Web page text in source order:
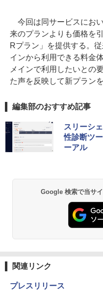
今回は同サービスにお
来のプランよりも価格を
Rプラン」を提供する。
インから利用できる料金
メインで利用したいとの
た声を反映して新プラン
編集部のおすすめ記事
スリーシ
性診断ツ
ーアル
Google 検索で当サ
関連リンク
プレスリリース